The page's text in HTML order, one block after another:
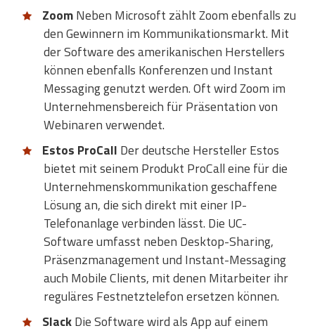
ZoomNeben Microsoft zählt Zoom ebenfalls zu
den Gewinnern im Kommunikationsmarkt. Mit
der Software des amerikanischen Herstellers
können ebenfalls Konferenzen und Instant
Messaging genutzt werden. Oft wird Zoom im
Unternehmensbereich für Präsentation von
Webinaren verwendet.
Estos ProCall Der deutsche Hersteller Estos
bietet mit seinem Produkt ProCall eine für die
Unternehmenskommunikation geschaffene
Lösung an, die sich direkt mit einer IP-
Telefonanlage verbinden lässt. Die UC-
Software umfasst neben Desktop-Sharing,
Präsenzmanagement und Instant-Messaging
auch Mobile Clients, mit denen Mitarbeiter ihr
reguläres Festnetztelefon ersetzen können.
SlackDie Software wird als App auf einem